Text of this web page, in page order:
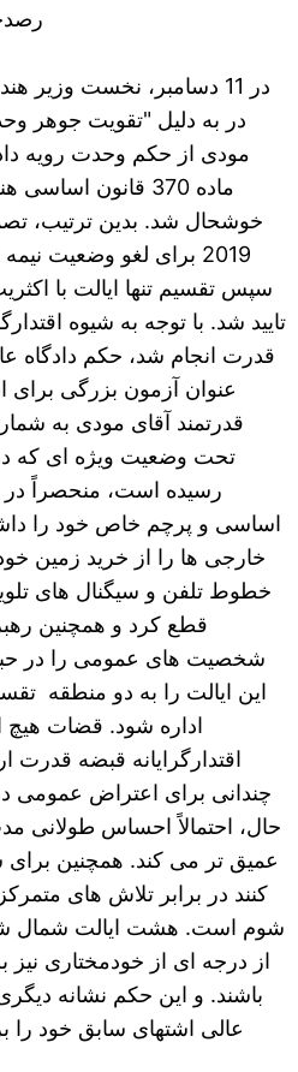
در 11 دسامبر، نخست وزیر
در به دلیل "تقویت جوهر
مودی از حکم وحدت رویه
ماده 370 قانون
خوشحال شد. بدین ترتیب،
2019 برای لغو وضعیت
سپس تقسیم تنها ایالت با
تایید شد. با توجه به شیوه
قدرت انجام شد، حکم دادگاه
عنوان آزمون بزرگی برای
قدرتمند آقای مودی به
تحت وضعیت ویژه ای که
رسیده است، منحصراً در
اساسی و پرچم خاص خود را
خارجی ها را از خرید زمین
خطوط تلفن و سیگنال های
قطع کرد و همچنین
شخصیت های عمومی را در
این ایالت را به دو منطقه
اداره شود. قضات
اقتدارگرایانه قبضه قدرت
چندانی برای اعتراض عمومی
حال، احتمالاً احساس طولانی
عمیق تر می کند. همچنین برای
کنند در برابر تلاش های
شوم است. هشت ایالت شمال
از درجه ای از خودمختاری نیز
باشند. و این حکم نشانه
عالی اشتهای سابق خود را